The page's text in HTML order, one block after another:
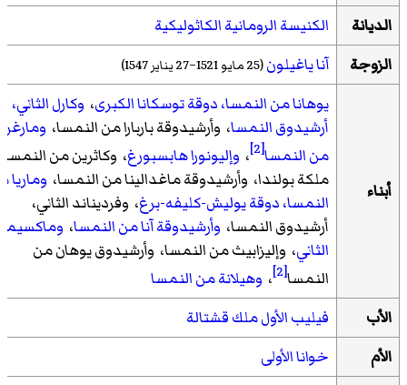
الديانة
الكنيسة الرومانية الكاثوليكية
الزوجة
آنا ياغيلون(25 مايو 1521–27 يناير 1547)
أبناء
يوهانا من النمسا، دوقة توسكانا الكبرى، وكارل الثاني،
أرشيدوق النمسا، وأرشيدوقة باربارا من النمسا،
من النمسا[2] ، وإليونورا هابسبورغ، وكاثرين من النمسا،
ملكة بولندا، وأرشيدوقة ماغدالينا من النمسا، وماريا
النمسا، دوقة يوليش-كليفه-برغ، وفرديناند الثاني،
أرشيدوق النمسا، وأرشيدوقة آنا من النمسا،
الثاني، وإليزابيث من النمسا، وأرشيدوق يوهان من
النمسا[2] ، وهيلانة من النمسا
الأب
فيليب الأول ملك قشتالة
الأم
خوانا الأولى